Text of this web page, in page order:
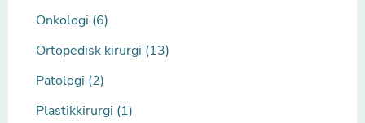
Onkologi (6)
Ortopedisk kirurgi (13)
Patologi (2)
Plastikkirurgi (1)